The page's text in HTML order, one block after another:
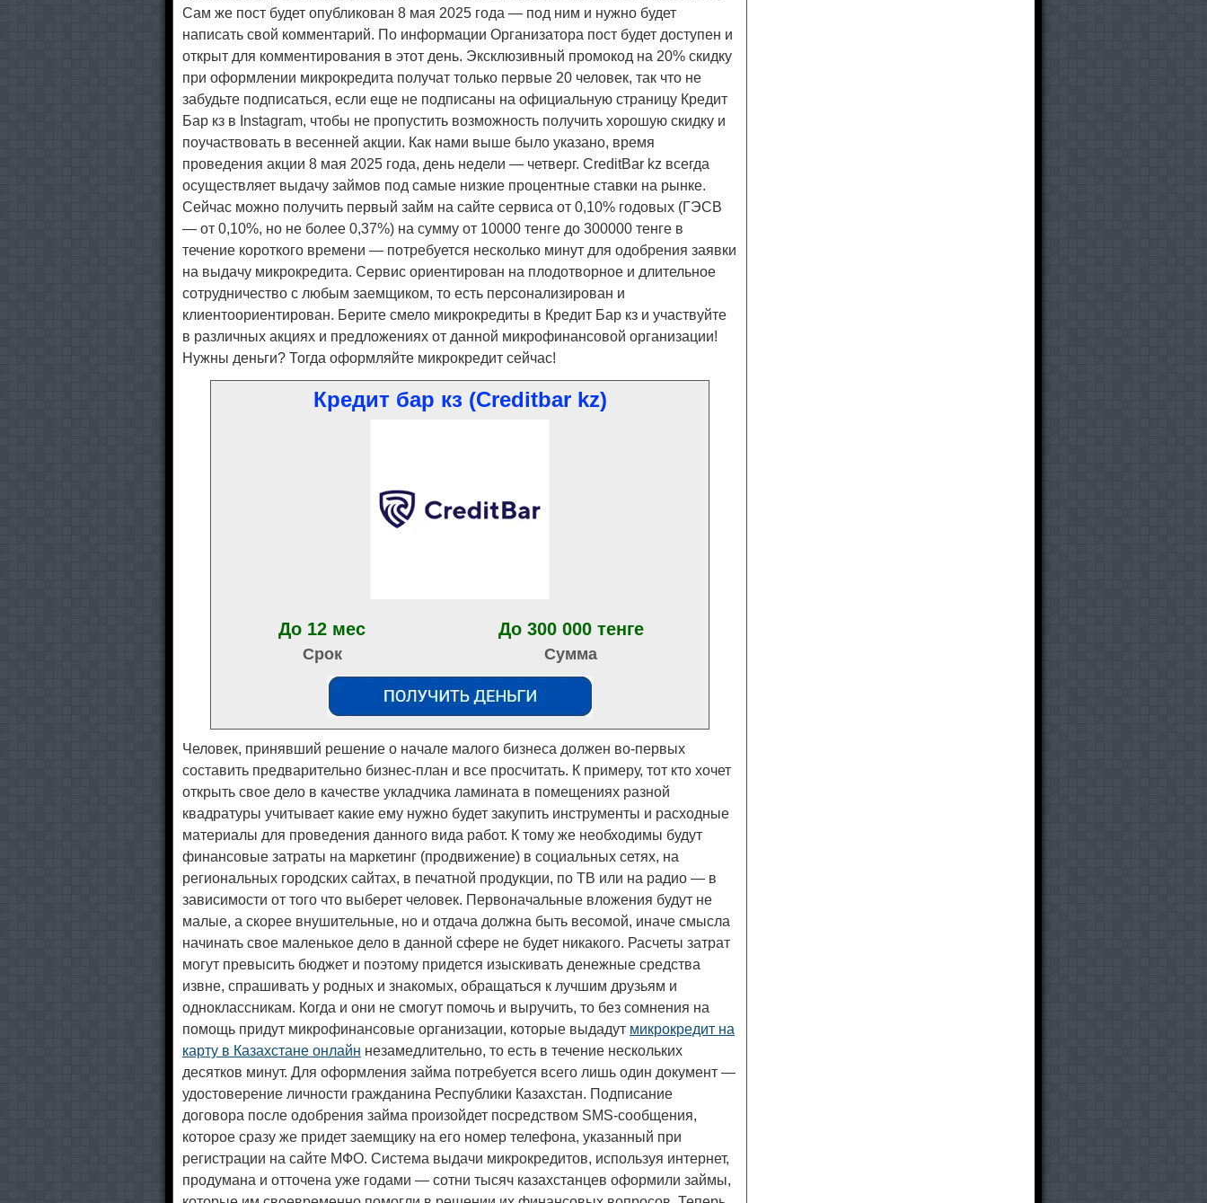
Сам же пост будет опубликован 8 мая 2025 года — под ним и нужно будет
написать свой комментарий. По информации Организатора пост будет доступен и
открыт для комментирования в этот день. Эксклюзивный промокод на 20% скидку
при оформлении микрокредита получат только первые 20 человек, так что не
забудьте подписаться, если еще не подписаны на официальную страницу Кредит
Бар кз в Instagram, чтобы не пропустить возможность получить хорошую скидку и
поучаствовать в весенней акции. Как нами выше было указано, время
проведения акции 8 мая 2025 года, день недели — четверг. CreditBar kz всегда
осуществляет выдачу займов под самые низкие процентные ставки на рынке.
Сейчас можно получить первый займ на сайте сервиса от 0,10% годовых (ГЭСВ
— от 0,10%, но не более 0,37%) на сумму от 10000 тенге до 300000 тенге в
течение короткого времени — потребуется несколько минут для одобрения заявки
на выдачу микрокредита. Сервис ориентирован на плодотворное и длительное
сотрудничество с любым заемщиком, то есть персонализирован и
клиентоориентирован. Берите смело микрокредиты в Кредит Бар кз и участвуйте
в различных акциях и предложениях от данной микрофинансовой организации!
Нужны деньги? Тогда оформляйте микрокредит сейчас!
Кредит бар кз (Creditbar kz)
До 12 мес
Срок
До 300 000 тенге
Сумма
Человек, принявший решение о начале малого бизнеса должен во-первых
составить предварительно бизнес-план и все просчитать. К примеру, тот кто хочет
открыть свое дело в качестве укладчика ламината в помещениях разной
квадратуры учитывает какие ему нужно будет закупить инструменты и расходные
материалы для проведения данного вида работ. К тому же необходимы будут
финансовые затраты на маркетинг (продвижение) в социальных сетях, на
региональных городских сайтах, в печатной продукции, по ТВ или на радио — в
зависимости от того что выберет человек. Первоначальные вложения будут не
малые, а скорее внушительные, но и отдача должна быть весомой, иначе смысла
начинать свое маленькое дело в данной сфере не будет никакого. Расчеты затрат
могут превысить бюджет и поэтому придется изыскивать денежные средства
извне, спрашивать у родных и знакомых, обращаться к лучшим друзьям и
одноклассникам. Когда и они не смогут помочь и выручить, то без сомнения на
помощь придут микрофинансовые организации, которые выдадут микрокредит на
карту в Казахстане онлайн незамедлительно, то есть в течение нескольких
десятков минут. Для оформления займа потребуется всего лишь один документ —
удостоверение личности гражданина Республики Казахстан. Подписание
договора после одобрения займа произойдет посредством SMS-сообщения,
которое сразу же придет заемщику на его номер телефона, указанный при
регистрации на сайте МФО. Система выдачи микрокредитов, используя интернет,
продумана и отточена уже годами — сотни тысяч казахстанцев оформили займы,